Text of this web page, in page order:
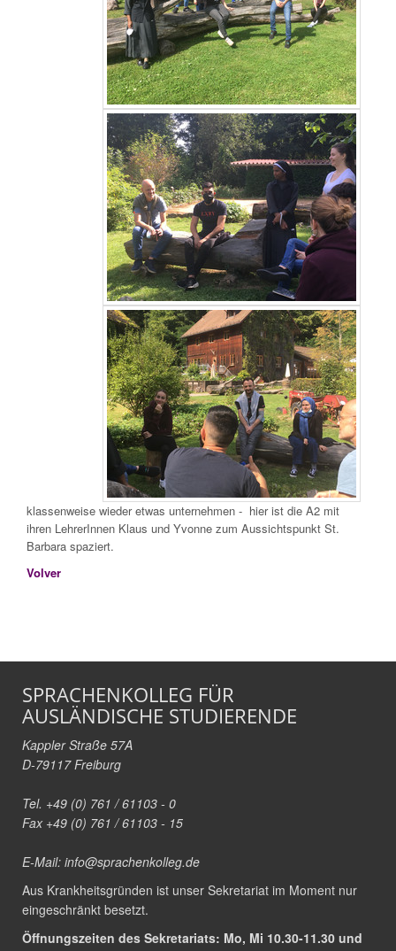
klassenweise wieder etwas unternehmen - hier ist die A2 mit
ihren LehrerInnen Klaus und Yvonne zum Aussichtspunkt St.
Barbara spaziert.
Volver
SPRACHENKOLLEG FÜR
AUSLÄNDISCHE STUDIERENDE
Kappler Straße 57A
D-79117 Freiburg
Tel. +49 (0) 761 / 61103 - 0
Fax +49 (0) 761 / 61103 - 15
E-Mail: info@sprachenkolleg.de
Aus Krankheitsgründen ist unser Sekretariat im Moment nur
eingeschränkt besetzt.
Öffnungszeiten des Sekretariats: Mo, Mi 10.30-11.30 und